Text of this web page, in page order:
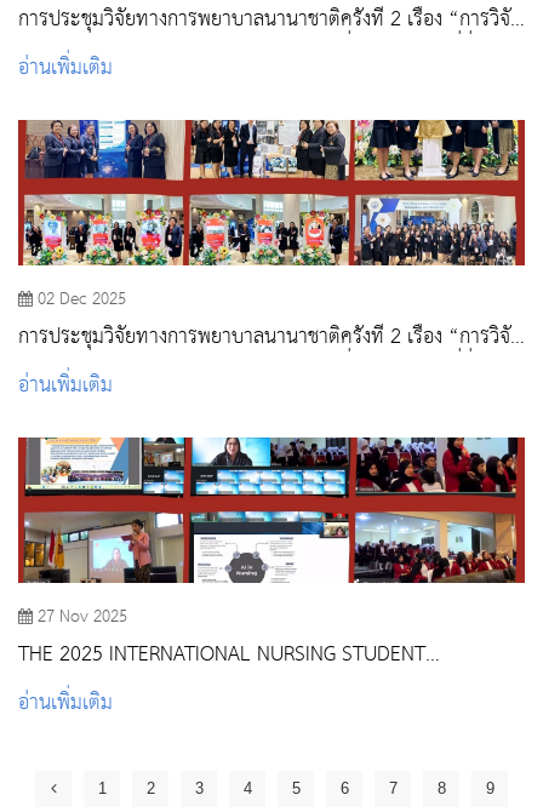
การประชุมวิจัยทางการพยาบาลนานาชาติครั้งที่ 2 เรื่อง “การวิจัย
และนวัตกรรมทางการพยาบาลในอนาคตเพื่อสุขภาพโลกที่ยั่งยืน”
อ่านเพิ่มเติม
02 Dec 2025
การประชุมวิจัยทางการพยาบาลนานาชาติครั้งที่ 2 เรื่อง “การวิจัย
และนวัตกรรมทางการพยาบาลในอนาคตเพื่อสุขภาพโลกที่ยั่งยืน”
อ่านเพิ่มเติม
27 Nov 2025
THE 2025 INTERNATIONAL NURSING STUDENT
SYMPOSIUM "FUTURE READY NURSING STUDENTS:
CARING SKILLS, TECHNOLOGY SKILLS, AND LIFE SKILLS"
อ่านเพิ่มเติม
1 2 3 4 5 6 7 8 9